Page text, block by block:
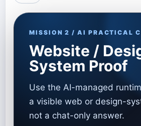
MISSION 2 / AI PRACTICAL
Website /
System Proof
Use the AI-managed
a visible web or design-
not a chat-only answer.